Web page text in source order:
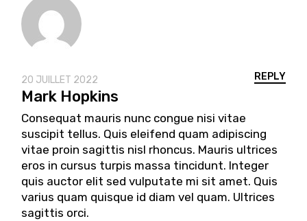
Mark Hopkins
20 JUILLET 2022 REPLY
Consequat mauris nunc congue nisi vitae
suscipit tellus. Quis eleifend quam adipiscing
vitae proin sagittis nisl rhoncus. Mauris ultrices
eros in cursus turpis massa tincidunt. Integer
quis auctor elit sed vulputate mi sit amet. Quis
varius quam quisque id diam vel quam. Ultrices
sagittis orci.